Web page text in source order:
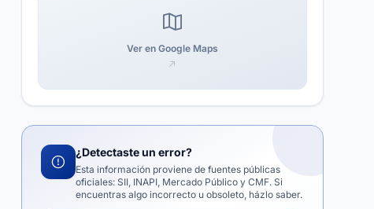
Ver en Google Maps
¿Detectaste un error?
Esta información proviene de fuentes públicas
oficiales: SII, INAPI, Mercado Público y CMF. Si
encuentras algo incorrecto u obsoleto, házlo saber.